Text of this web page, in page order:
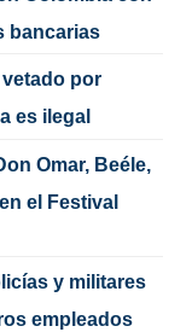
bancarias
vetado por
es ilegal
Omar, Beéle,
el Festival
y militares
empleados